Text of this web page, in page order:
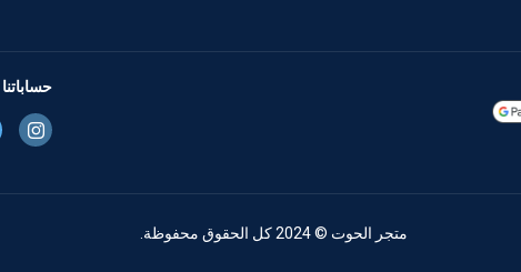
حساباتنا :
متجر الحوت © 2024 كل الحقوق محفوظة.